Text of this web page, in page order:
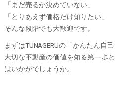
「まだ売るか決めていない」
「とりあえず価格だけ知りたい」
そんな段階でも大歓迎です。
まずはTUNAGERUの「かんたん自
大切な不動産の価値を知る第一歩
はいかがでしょうか。